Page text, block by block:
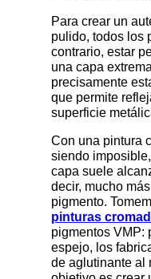
Para crear un
pulido, todos los
contrario, estar
una capa
precisamente
que permite
superficie
Con una pintura
siendo
capa suele
decir, mucho
pigmento.
pinturas
pigmentos VMP:
espejo, los
de aglutinante al